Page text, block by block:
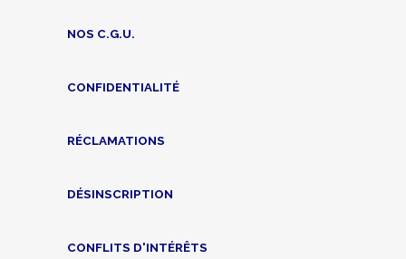
NOS C.G.U.
CONFIDENTIALITÉ
RÉCLAMATIONS
DÉSINSCRIPTION
CONFLITS D'INTÉRÊTS